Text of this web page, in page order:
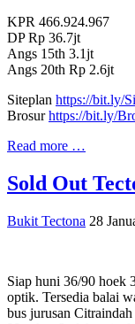
KPR 466.924.967
DP Rp 36.7jt
Angs 15th 3.1jt
Angs 20th Rp 2.6jt
Siteplan https://bit.ly/
Brosurhttps://bit.ly/
Read more …
Sold Out
Bukit Tectona 28
Siap huni 36/90 hoek
optik. Tersedia balai
bus jurusan